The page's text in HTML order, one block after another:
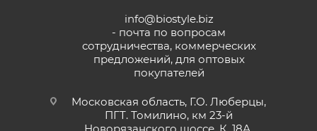
info@biostyle.biz
- почта по вопросам
сотрудничества, коммерческих
предложений, для оптовых
покупателей
Московская область, Г.О. Люберцы,
ПГТ. Томилино, км 23-й